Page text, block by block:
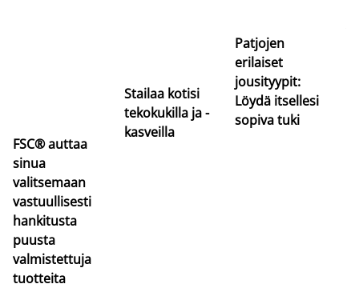
FSC® auttaa
sinua
valitsemaan
vastuullisesti
hankitusta
puusta
valmistettuja
tuotteita
Stailaa kotisi
tekokukilla ja -
kasveilla
Patjojen
erilaiset
jousityypit:
Löydä itsellesi
sopiva tuki